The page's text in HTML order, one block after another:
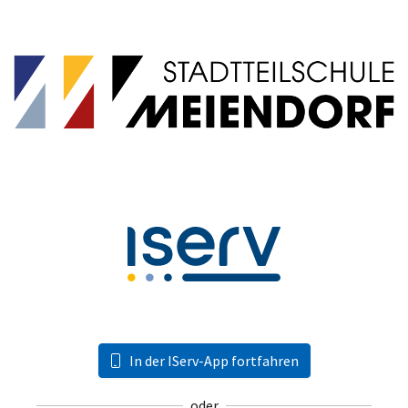
In der IServ-App fortfahren